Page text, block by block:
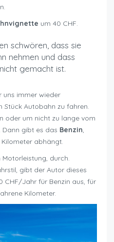
um 40 CHF.
schwören, dass sie
nehmen und dass
gemacht ist.
uns immer wieder
Stück Autobahn zu fahren.
oder um nicht zu lange vom
Dann gibt es das Benzin,
abhängt.
durch.
gibt der Autor dieses
CHF/Jahr für Benzin aus, für
Kilometer.